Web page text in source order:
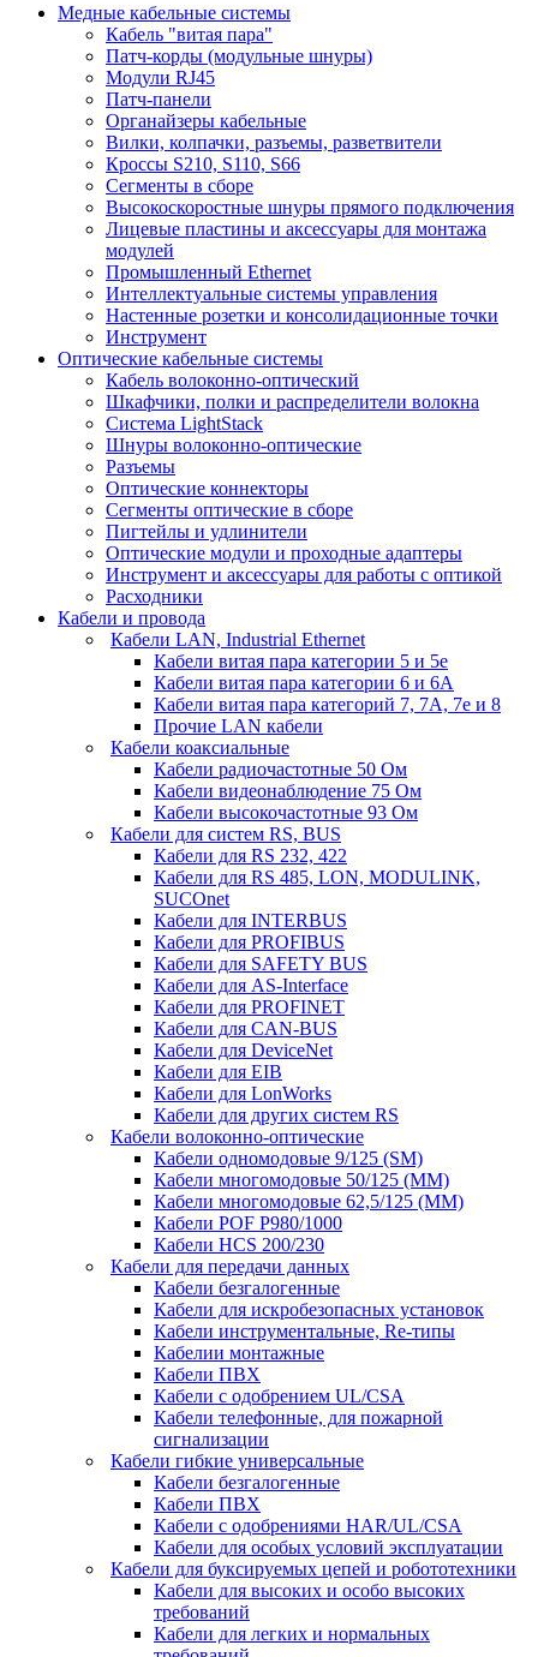
Медные кабельные системы
Кабель "витая пара"
Патч-корды (модульные шнуры)
Модули RJ45
Патч-панели
Органайзеры кабельные
Вилки, колпачки, разъемы, разветвители
Кроссы S210, S110, S66
Сегменты в сборе
Высокоскоростные шнуры прямого подключения
Лицевые пластины и аксессуары для монтажа
модулей
Промышленный Ethernet
Интеллектуальные системы управления
Настенные розетки и консолидационные точки
Инструмент
Оптические кабельные системы
Кабель волоконно-оптический
Шкафчики, полки и распределители волокна
Система LightStack
Шнуры волоконно-оптические
Разъемы
Оптические коннекторы
Сегменты оптические в сборе
Пигтейлы и удлинители
Оптические модули и проходные адаптеры
Инструмент и аксессуары для работы с оптикой
Расходники
Кабели и провода
Кабели LAN, Industrial Ethernet
Кабели витая пара категории 5 и 5е
Кабели витая пара категории 6 и 6A
Кабели витая пара категорий 7, 7А, 7е и 8
Прочие LAN кабели
Кабели коаксиальные
Кабели радиочастотные 50 Ом
Кабели видеонаблюдение 75 Ом
Кабели высокочастотные 93 Ом
Кабели для систем RS, BUS
Кабели для RS 232, 422
Кабели для RS 485, LON, MODULINK,
SUCOnet
Кабели для INTERBUS
Кабели для PROFIBUS
Кабели для SAFETY BUS
Кабели для AS-Interface
Кабели для PROFINET
Кабели для CAN-BUS
Кабели для DeviceNet
Кабели для EIB
Кабели для LonWorks
Кабели для других систем RS
Кабели волоконно-оптические
Кабели одномодовые 9/125 (SM)
Кабели многомодовые 50/125 (ММ)
Кабели многомодовые 62,5/125 (ММ)
Кабели POF P980/1000
Кабели HCS 200/230
Кабели для передачи данных
Кабели безгалогенные
Кабели для искробезопасных установок
Кабели инструментальные, Re-типы
Кабелии монтажные
Кабели ПВХ
Кабели с одобрением UL/CSA
Кабели телефонные, для пожарной
сигнализации
Кабели гибкие универсальные
Кабели безгалогенные
Кабели ПВХ
Кабели с одобрениями HAR/UL/CSA
Кабели для особых условий эксплуатации
Кабели для буксируемых цепей и робототехники
Кабели для высоких и особо высоких
требований
Кабели для легких и нормальных